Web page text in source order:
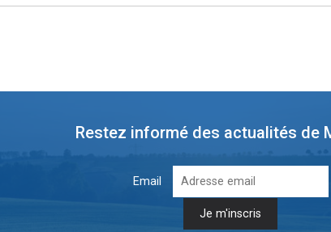
Restez informé des actualités de
Email